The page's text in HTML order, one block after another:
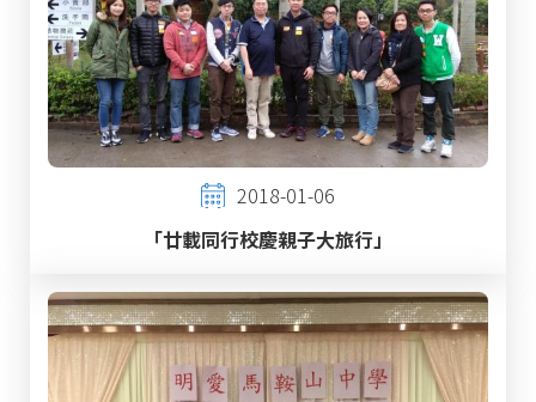
2018-01-06
「廿載同行校慶親子大旅行」